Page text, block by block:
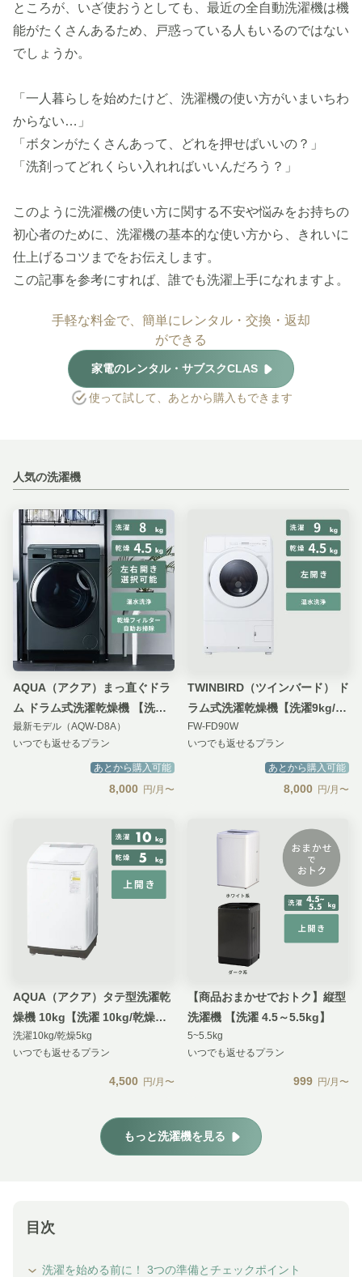
ところが、いざ使おうとしても、最近の全自動洗濯機は機
能がたくさんあるため、戸惑っている人もいるのではない
でしょうか。
「一人暮らしを始めたけど、洗濯機の使い方がいまいちわ
からない…」
「ボタンがたくさんあって、どれを押せばいいの？」
「洗剤ってどれくらい入れればいいんだろう？」
このように洗濯機の使い方に関する不安や悩みをお持ちの
初心者のために、洗濯機の基本的な使い方から、きれいに
仕上げるコツまでをお伝えします。
この記事を参考にすれば、誰でも洗濯上手になれますよ。
手軽な料金で、簡単にレンタル・交換・返却
ができる
家電のレンタル・サブスクCLAS
使って試して、あとから購入もできます
人気の洗濯機
AQUA（アクア）まっ直ぐドラ
ム ドラム式洗濯乾燥機 【洗濯
8kg/乾燥4.5kg】ヒーター乾燥
タイプ
最新モデル（AQW-D8A）
いつでも返せるプラン
あとから購入可能
8,000 円/月〜
TWINBIRD（ツインバード） ド
ラム式洗濯乾燥機【洗濯9kg/乾
燥4.5kg】
FW-FD90W
いつでも返せるプラン
あとから購入可能
8,000 円/月〜
AQUA（アクア）タテ型洗濯乾
燥機 10kg【洗濯 10kg/乾燥
5kg】
洗濯10kg/乾燥5kg
いつでも返せるプラン
4,500 円/月〜
【商品おまかせでおトク】縦型
洗濯機 【洗濯 4.5～5.5kg】
5~5.5kg
いつでも返せるプラン
999 円/月〜
もっと洗濯機を見る
目次
洗濯を始める前に！ 3つの準備とチェックポイント